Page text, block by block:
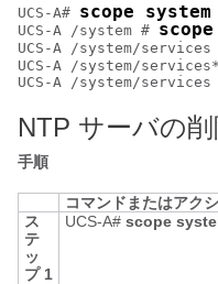
UCS-A# scope system
UCS-A /system #
UCS-A /system/services
UCS-A /system/
NTP サーバの削
手順
コマンドまたはアク
ス
テ
ッ
プ 1
UCS-A# scope